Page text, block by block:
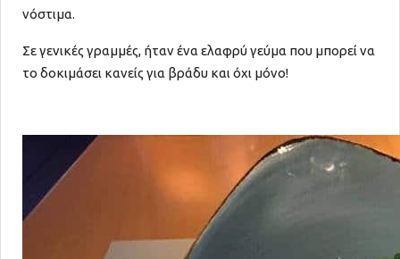
νόστιμα.
Σε γενικές γραμμές, ήταν ένα ελαφρύ γεύμα που μπορεί να
το δοκιμάσει κανείς για βράδυ και όχι μόνο!